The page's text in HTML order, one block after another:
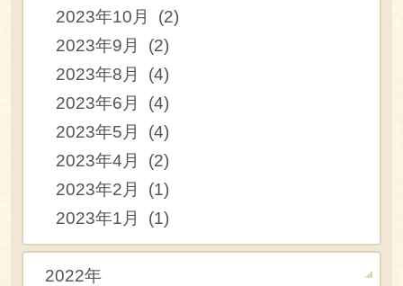
2023年10月 (2)
2023年9月 (2)
2023年8月 (4)
2023年6月 (4)
2023年5月 (4)
2023年4月 (2)
2023年2月 (1)
2023年1月 (1)
2022年